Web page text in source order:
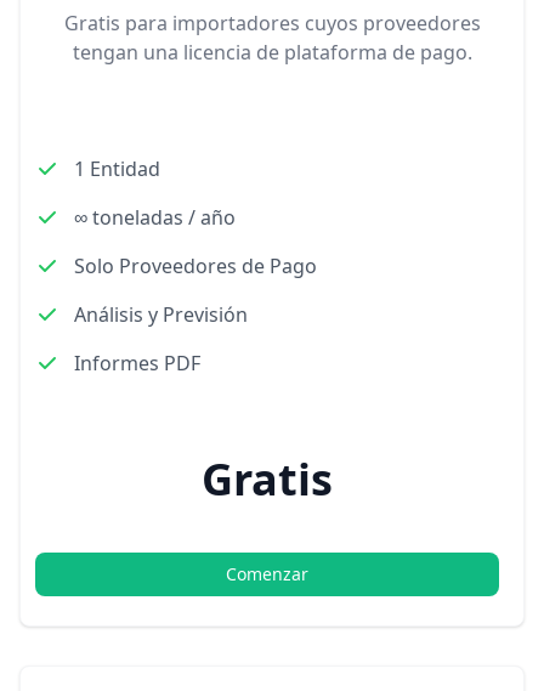
Gratis para importadores cuyos proveedores
tengan una licencia de plataforma de pago.
1 Entidad
∞ toneladas / año
Solo Proveedores de Pago
Análisis y Previsión
Informes PDF
Gratis
Comenzar